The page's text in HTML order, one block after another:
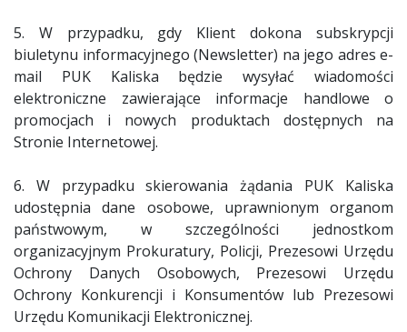
5. W przypadku, gdy Klient dokona subskrypcji
biuletynu informacyjnego (Newsletter) na jego adres e-
mail PUK Kaliska będzie wysyłać wiadomości
elektroniczne zawierające informacje handlowe o
promocjach i nowych produktach dostępnych na
Stronie Internetowej.
6. W przypadku skierowania żądania PUK Kaliska
udostępnia dane osobowe, uprawnionym organom
państwowym, w szczególności jednostkom
organizacyjnym Prokuratury, Policji, Prezesowi Urzędu
Ochrony Danych Osobowych, Prezesowi Urzędu
Ochrony Konkurencji i Konsumentów lub Prezesowi
Urzędu Komunikacji Elektronicznej.